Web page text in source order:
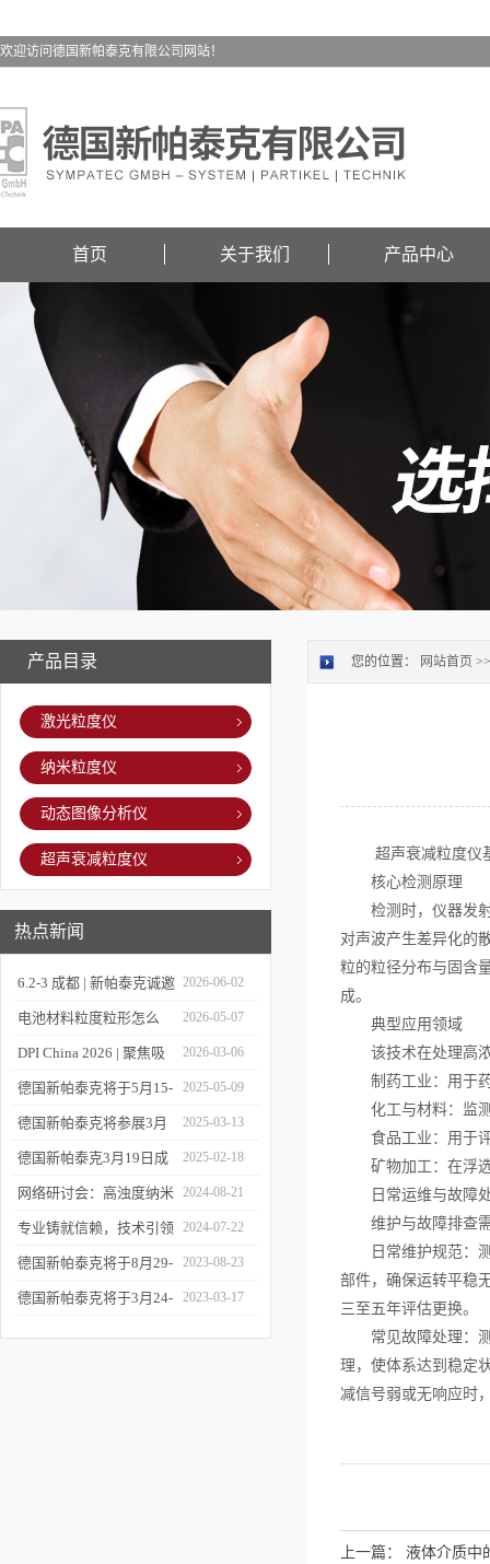
欢迎访问德国新帕泰克有限公司网站！
首页 关于我们 产品中心
产品目录
激光粒度仪
纳米粒度仪
动态图像分析仪
超声衰减粒度仪
热点新闻
6.2-3 成都 | 新帕泰克诚邀
您相约CPI西南制药工业
大会
2026-06-02
电池材料粒度粒形怎么
测？德国新帕泰克邀您共
赴CIBF2026
2026-05-07
DPI China 2026 | 聚焦吸
入制剂前沿，共探技术创
新之路
2026-03-06
德国新帕泰克将于5月15-
17日参加深圳CIBF电池
展
2025-05-09
德国新帕泰克将参展3月
20-21日成都CPI制药工业
大会
2025-03-13
德国新帕泰克3月19日成
都粒度与粒形分析研讨会
诚邀参与
2025-02-18
网络研讨会：高浊度纳米
颗粒分散体系中的粒度分
析
2024-08-21
专业铸就信赖，技术引领
未来——新帕泰克中国20
周年
2024-07-22
德国新帕泰克将于8月29-
31日参加Formnext 2023
2023-08-23
德国新帕泰克将于3月24- 2023-03-17
您的位置： 网站首页
超声衰减粒度仪基
核心检测原理
检测时，仪器发射
对声波产生差异化的
粒的粒径分布与固含
成。
典型应用领域
该技术在处理高浓
制药工业：用于药
化工与材料：监测
食品工业：用于评
矿物加工：在浮选
日常运维与故障
维护与故障排查需
日常维护规范：测
部件，确保运转平稳
三至五年评估更换。
常见故障处理：测
理，使体系达到稳定
减信号弱或无响应时
上一篇： 液体介质中